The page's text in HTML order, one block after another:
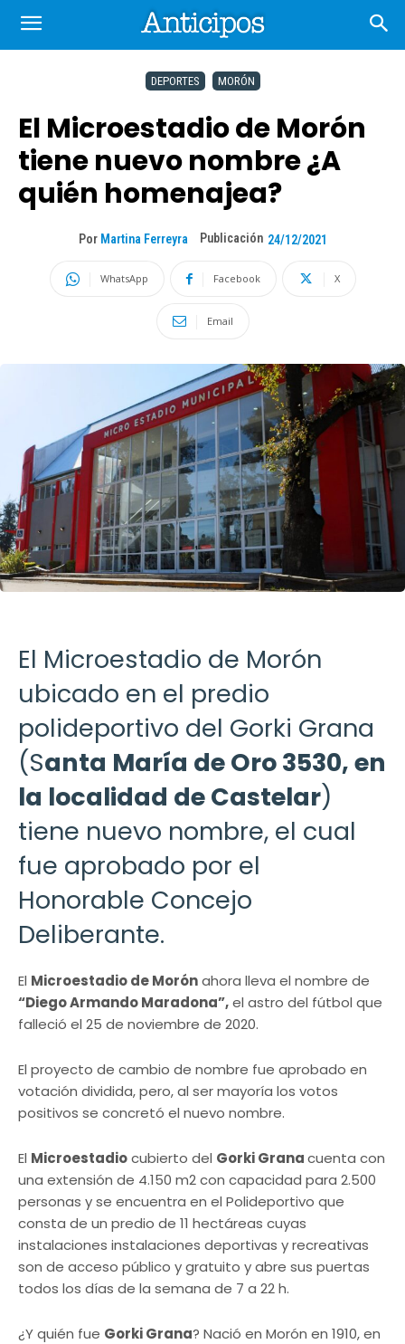
DEPORTES MORÓN
El Microestadio de Morón
tiene nuevo nombre ¿A
quién homenajea?
Por Martina Ferreyra Publicación 24/12/2021
WhatsApp Facebook X
Email
El Microestadio de Morón
ubicado en el predio
polideportivo del Gorki Grana
(Santa María de Oro 3530, en
la localidad de Castelar)
tiene nuevo nombre, el cual
fue aprobado por el
Honorable Concejo
Deliberante.
El Microestadio de Morónahora lleva el nombre de
“Diego Armando Maradona”,el astro del fútbol que
falleció el 25 de noviembre de 2020.
El proyecto de cambio de nombre fue aprobado en
votación dividida, pero, al ser mayoría los votos
positivos se concretó el nuevo nombre.
El Microestadiocubierto del Gorki Granacuenta con
una extensión de 4.150 m2 con capacidad para 2.500
personas y se encuentra en el Polideportivo que
consta de un predio de 11 hectáreas cuyas
instalaciones instalaciones deportivas y recreativas
son de acceso público y gratuito y abre sus puertas
todos los días de la semana de 7 a 22 h.
¿Y quién fue Gorki Grana? Nació en Morón en 1910, en